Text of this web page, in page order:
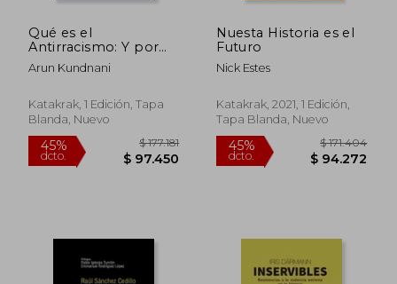
Qué es el
Antirracismo: Y por
qué Significa
Anticapitalismo
Arun Kundnani
Katakrak, 1 Edición, Tapa
Blanda, Nuevo
Nuesta Historia es el
Futuro
Nick Estes
Katakrak, 2021, 1 Edición,
Tapa Blanda, Nuevo